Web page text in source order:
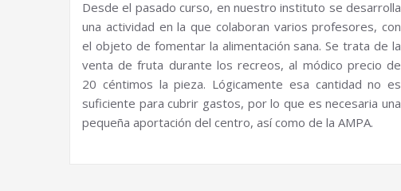
Desde el pasado curso, en nuestro instituto se desarrolla
una actividad en la que colaboran varios profesores, con
el objeto de fomentar la alimentación sana. Se trata de la
venta de fruta durante los recreos, al módico precio de
20 céntimos la pieza. Lógicamente esa cantidad no es
suficiente para cubrir gastos, por lo que es necesaria una
pequeña aportación del centro, así como de la AMPA.